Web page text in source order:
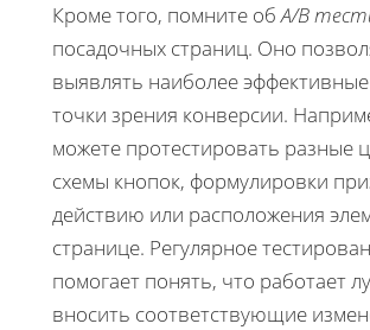
Кроме того, помните обA/B
посадочных страниц. Оно
выявлять наиболее
точки зрения конверсии.
можете протестировать разные
схемы кнопок, формулировки
действию или расположения
странице. Регулярное
помогает понять, что работает
вносить соответствующие